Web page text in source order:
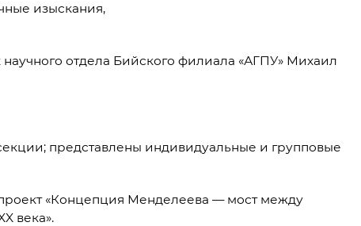
изыскания,
отдела Бийского филиала «АГПУ» Михаил
представлены индивидуальные и групповые
«Концепция Менделеева — мост между
века».